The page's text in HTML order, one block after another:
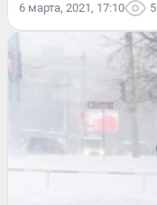
6 марта, 2021, 17:10